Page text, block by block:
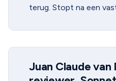
terug. Stopt na een
Juan Claude